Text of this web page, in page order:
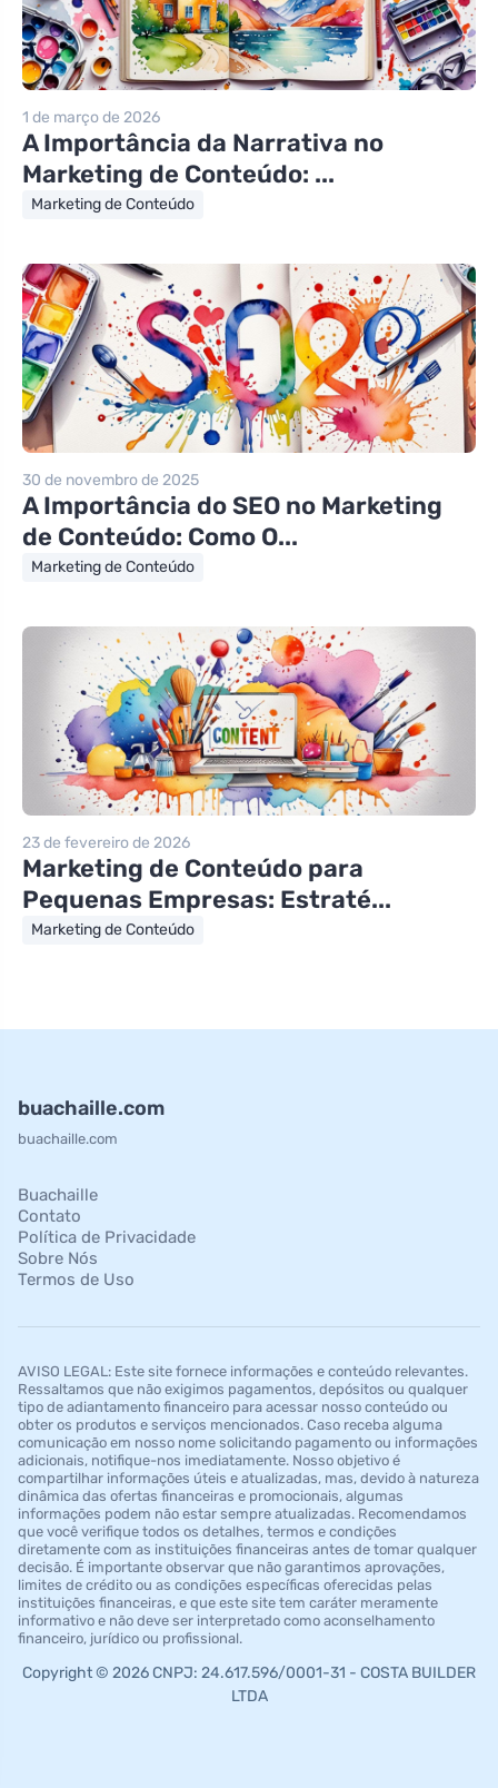
1 de março de 2026
A Importância da Narrativa no
Marketing de Conteúdo: ...
Marketing de Conteúdo
30 de novembro de 2025
A Importância do SEO no Marketing
de Conteúdo: Como O...
Marketing de Conteúdo
23 de fevereiro de 2026
Marketing de Conteúdo para
Pequenas Empresas: Estraté...
Marketing de Conteúdo
buachaille.com
buachaille.com
Buachaille
Contato
Política de Privacidade
Sobre Nós
Termos de Uso
AVISO LEGAL: Este site fornece informações e conteúdo relevantes.
Ressaltamos que não exigimos pagamentos, depósitos ou qualquer
tipo de adiantamento financeiro para acessar nosso conteúdo ou
obter os produtos e serviços mencionados. Caso receba alguma
comunicação em nosso nome solicitando pagamento ou informações
adicionais, notifique-nos imediatamente. Nosso objetivo é
compartilhar informações úteis e atualizadas, mas, devido à natureza
dinâmica das ofertas financeiras e promocionais, algumas
informações podem não estar sempre atualizadas. Recomendamos
que você verifique todos os detalhes, termos e condições
diretamente com as instituições financeiras antes de tomar qualquer
decisão. É importante observar que não garantimos aprovações,
limites de crédito ou as condições específicas oferecidas pelas
instituições financeiras, e que este site tem caráter meramente
informativo e não deve ser interpretado como aconselhamento
financeiro, jurídico ou profissional.
Copyright © 2026 CNPJ: 24.617.596/0001-31 - COSTA BUILDER
LTDA